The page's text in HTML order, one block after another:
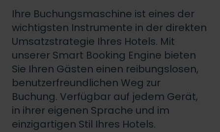
Ihre Buchungsmaschine ist eines der
wichtigsten Instrumente in der direkten
Umsatzstrategie Ihres Hotels. Mit
unserer Smart Booking Engine bieten
Sie Ihren Gästen einen reibungslosen,
benutzerfreundlichen Weg zur
Buchung. Verfügbar auf jedem Gerät,
in ihrer eigenen Sprache und im
einzigartigen Stil Ihres Hotels.